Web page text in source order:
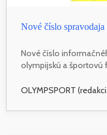
Nové číslo
Nové číslo
olympijskú a športovú
OLYMPSPORT